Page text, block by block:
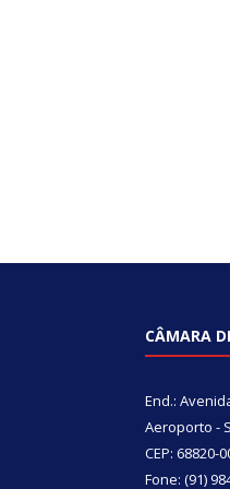
CÂMARA
End.:
Aeroporto -
CEP: 68820-
Fone: (91)